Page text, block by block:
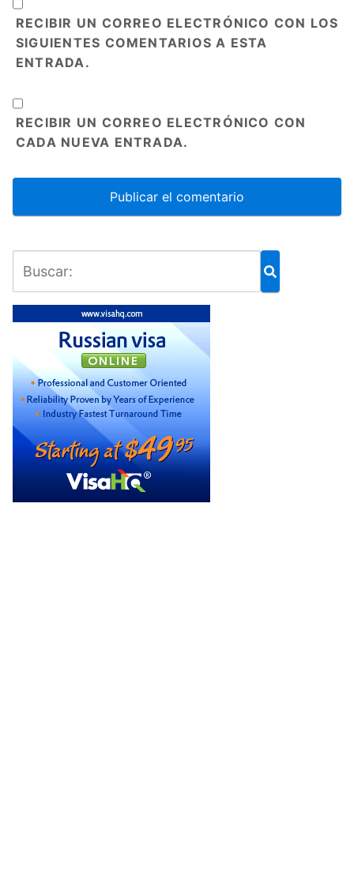
RECIBIR UN CORREO ELECTRÓNICO CON LOS
SIGUIENTES COMENTARIOS A ESTA
ENTRADA.
RECIBIR UN CORREO ELECTRÓNICO CON
CADA NUEVA ENTRADA.